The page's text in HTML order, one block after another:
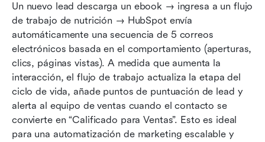
Un nuevo lead descarga un ebook → ingresa a un flujo
de trabajo de nutrición → HubSpot envía
automáticamente una secuencia de 5 correos
electrónicos basada en el comportamiento (aperturas,
clics, páginas vistas). A medida que aumenta la
interacción, el flujo de trabajo actualiza la etapa del
ciclo de vida, añade puntos de puntuación de lead y
alerta al equipo de ventas cuando el contacto se
convierte en “Calificado para Ventas”. Esto es ideal
para una automatización de marketing escalable y